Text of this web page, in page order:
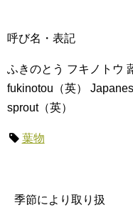
呼び名・表記
ふきのとう フキノトウ
fukinotou （英）
sprout（英）
葉物
季節により取り扱